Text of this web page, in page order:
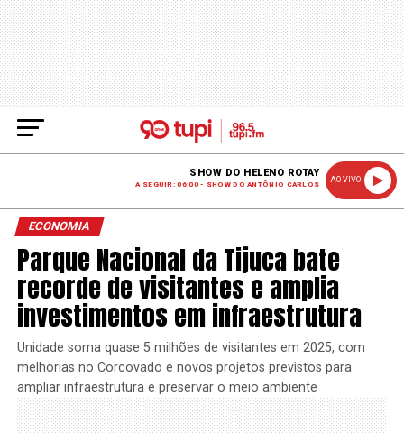
SHOW DO HELENO ROTAY
A SEGUIR: 06:00 - SHOW DO ANTÔNIO CARLOS
AO VIVO
ECONOMIA
Parque Nacional da Tijuca bate
recorde de visitantes e amplia
investimentos em infraestrutura
Unidade soma quase 5 milhões de visitantes em 2025, com
melhorias no Corcovado e novos projetos previstos para
ampliar infraestrutura e preservar o meio ambiente